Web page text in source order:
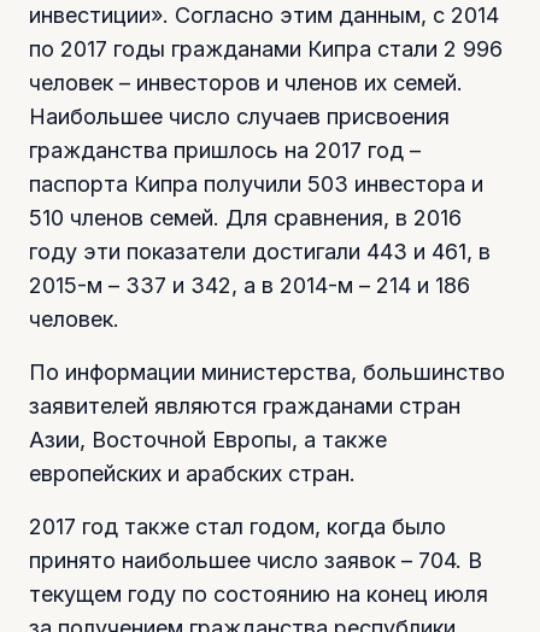
инвестиции». Согласно этим данным, с 2014
по 2017 годы гражданами Кипра стали 2 996
человек – инвесторов и членов их семей.
Наибольшее число случаев присвоения
гражданства пришлось на 2017 год –
паспорта Кипра получили 503 инвестора и
510 членов семей. Для сравнения, в 2016
году эти показатели достигали 443 и 461, в
2015-м – 337 и 342, а в 2014-м – 214 и 186
человек.
По информации министерства, большинство
заявителей являются гражданами стран
Азии, Восточной Европы, а также
европейских и арабских стран.
2017 год также стал годом, когда было
принято наибольшее число заявок – 704. В
текущем году по состоянию на конец июля